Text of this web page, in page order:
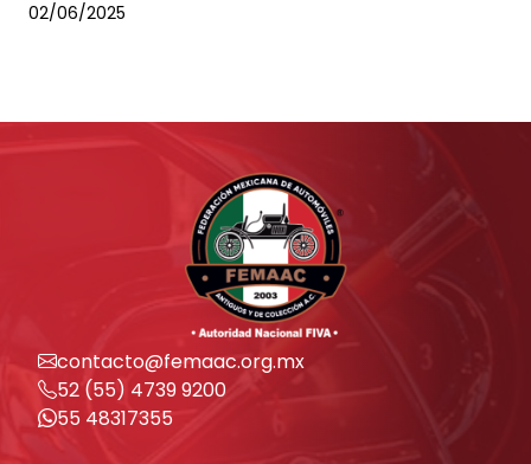
02/06/2025
contacto@femaac.org.mx
52 (55) 4739 9200
55 48317355